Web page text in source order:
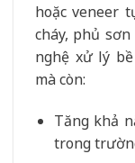
hoặc veneer
cháy, phủ
nghệ xử lý
mà còn:
Tăng khả
trong